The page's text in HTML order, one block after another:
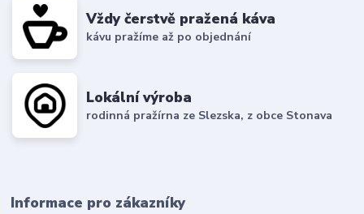
Vždy čerstvě pražená káva
kávu pražíme až po objednání
Lokální výroba
rodinná pražírna ze Slezska, z obce Stonava
Informace pro zákazníky